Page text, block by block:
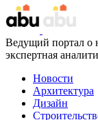
Ведущий портал о
экспертная
Новости
Архитектура
Дизайн